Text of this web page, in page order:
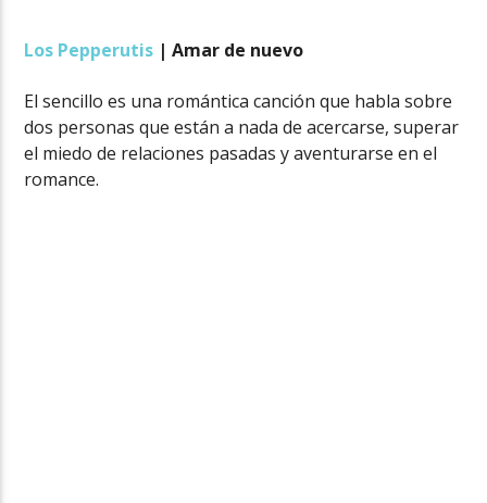
Los Pepperutis | Amar de nuevo
El sencillo es una romántica canción que habla sobre
dos personas que están a nada de acercarse, superar
el miedo de relaciones pasadas y aventurarse en el
romance.